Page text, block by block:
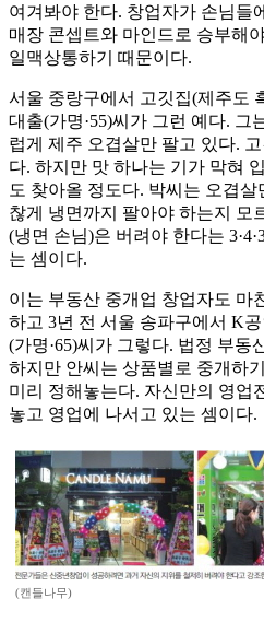
여겨봐야 한다. 창업자가 손님들
매장 콘셉트와 마인드로 승부해
일맥상통하기 때문이다.
서울 중랑구에서 고깃집(제주도
대출(가명·55)씨가 그런 예다. 그
럽게 제주 오겹살만 팔고 있다.
다. 하지만 맛 하나는 기가 막혀
도 찾아올 정도다. 박씨는 오겹살
찮게 냉면까지 팔아야 하는지 모
(냉면 손님)은 버려야 한다는
는 셈이다.
이는 부동산 중개업 창업자도 마
하고 3년 전 서울 송파구에서 K
(가명·65)씨가 그렇다. 법정 부동
하지만 안씨는 상품별로 중개하
미리 정해놓는다. 자신만의 영업
놓고 영업에 나서고 있는 셈이다.
(캔들나무)